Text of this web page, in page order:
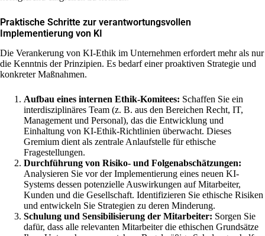
Praktische Schritte zur verantwortungsvollen
Implementierung von KI
Die Verankerung von KI-Ethik im Unternehmen erfordert mehr als nur
die Kenntnis der Prinzipien. Es bedarf einer proaktiven Strategie und
konkreter Maßnahmen.
Aufbau eines internen Ethik-Komitees: Schaffen Sie ein
interdisziplinäres Team (z. B. aus den Bereichen Recht, IT,
Management und Personal), das die Entwicklung und
Einhaltung von KI-Ethik-Richtlinien überwacht. Dieses
Gremium dient als zentrale Anlaufstelle für ethische
Fragestellungen.
Durchführung von Risiko- und Folgenabschätzungen:
Analysieren Sie vor der Implementierung eines neuen KI-
Systems dessen potenzielle Auswirkungen auf Mitarbeiter,
Kunden und die Gesellschaft. Identifizieren Sie ethische Risiken
und entwickeln Sie Strategien zu deren Minderung.
Schulung und Sensibilisierung der Mitarbeiter: Sorgen Sie
dafür, dass alle relevanten Mitarbeiter die ethischen Grundsätze